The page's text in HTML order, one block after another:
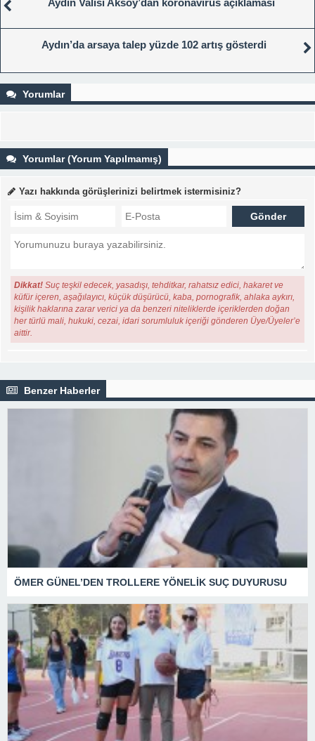
Aydın’da arsaya talep yüzde 102 artış gösterdi
Yorumlar
Yorumlar (Yorum Yapılmamış)
Yazı hakkında görüşlerinizi belirtmek istermisiniz?
Dikkat! Suç teşkil edecek, yasadışı, tehditkar, rahatsız edici, hakaret ve
küfür içeren, aşağılayıcı, küçük düşürücü, kaba, pornografik, ahlaka aykırı,
kişilik haklarına zarar verici ya da benzeri niteliklerde içeriklerden doğan
her türlü mali, hukuki, cezai, idari sorumluluk içeriği gönderen Üye/Üyeler’e
aittir.
Benzer Haberler
ÖMER GÜNEL’DEN TROLLERE YÖNELİK SUÇ DUYURUSU